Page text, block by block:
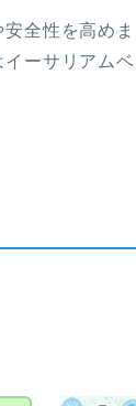
全性を高めま
ーサリアムベ